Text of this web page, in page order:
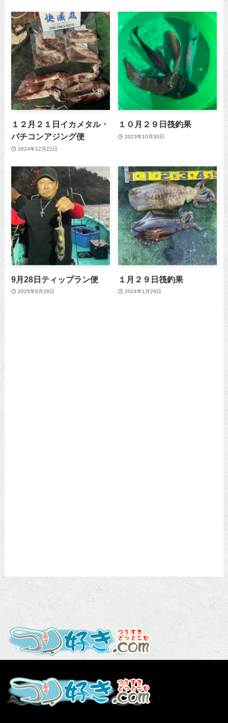
１２月２１日イカメタル・
バチコンアジング便
2024年12月22日
１０月２９日筏釣果
2023年10月30日
9月28日ティップラン便
2025年9月28日
１月２９日筏釣果
2024年1月29日